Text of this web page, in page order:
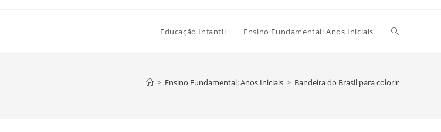
Educação Infantil Ensino Fundamental: Anos Iniciais Alternar
> Ensino Fundamental: Anos Iniciais > Bandeira do Brasil para colorir